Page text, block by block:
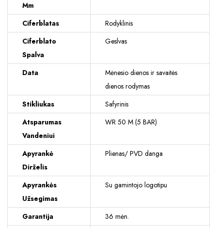
Mm
Ciferblatas
Rodyklinis
Ciferblato
Spalva
Geslvas
Data
Mėnesio dienos ir savaitės
dienos rodymas
Stikliukas
Safyrinis
Atsparumas
Vandeniui
WR 50 M (5 BAR)
Apyrankė
Dirželis
Plienas/ PVD danga
Apyrankės
Užsegimas
Su gamintojo logotipu
Garantija
36 mėn.